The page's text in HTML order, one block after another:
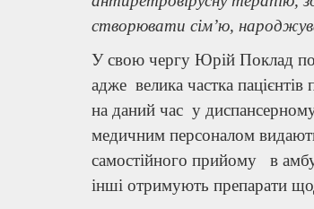
створювати сім’ю,
У свою чергу Юрій Поклад
адже велика частка
на даний час у диспансерному
медичним персоналом
самостійного прийому в
інші отримують препарати